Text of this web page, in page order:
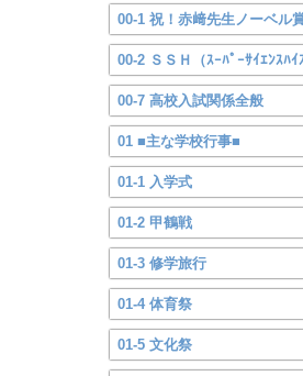
00-1 祝！赤﨑先生ノーベル
00-2 ＳＳＨ（ｽｰﾊﾟｰｻｲｴﾝｽﾊｲｽ
00-7 高校入試関係全般
01 ■主な学校行事■
01-1 入学式
01-2 甲鶴戦
01-3 修学旅行
01-4 体育祭
01-5 文化祭